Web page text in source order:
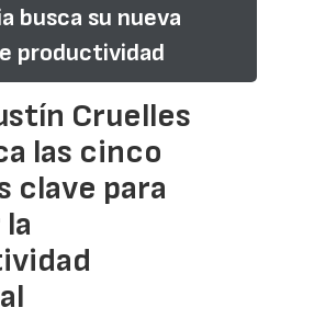
busca su nueva
productividad
Cruelles
las cinco
clave para